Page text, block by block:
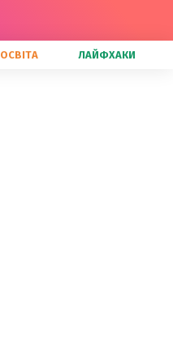
ОСВІТА ЛАЙФХАКИ